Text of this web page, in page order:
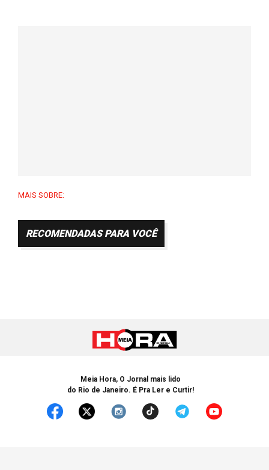
MAIS SOBRE:
RECOMENDADAS PARA VOCÊ
Meia Hora, O Jornal mais lido
do Rio de Janeiro. É Pra Ler e Curtir!